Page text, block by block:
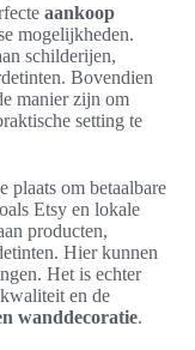
aankoop
mogelijkheden.
schilderijen,
Bovendien
manier zijn om
setting te
plaats om betaalbare
Etsy en lokale
producten,
Hier kunnen
Het is echter
en de
wanddecoratie.